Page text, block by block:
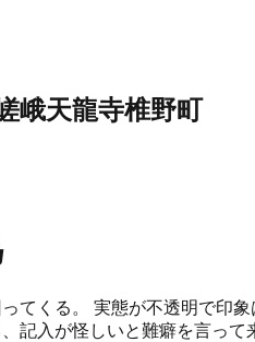
峨天龍寺椎野町
てくる。 実態が不透明で印
記入が怪しいと難癖を言っ